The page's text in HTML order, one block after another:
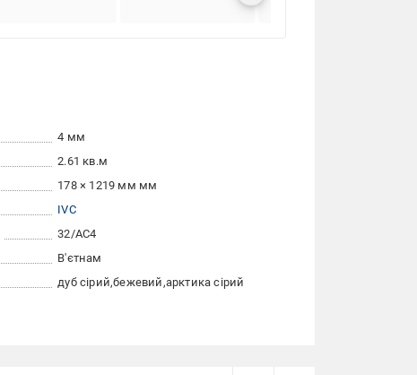
4 мм
2.61 кв.м
178 × 1219 мм мм
IVC
32/АС4
В'єтнам
дуб сірий бежевий арктика сірий